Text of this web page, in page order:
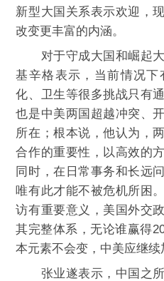
新型大国关系表示欢迎，
改变更丰富的内涵。
对于守成大国和崛起大
基辛格表示，当前情况
化、卫生等很多挑战只有
也是中美两国超越冲突、
所在；根本说，他认为，
合作的重要性，以高效的
同时，在日常事务和长远
唯有此才能不被危机所困
访有重要意义，美国外交
其完整体系，无论谁赢得
本元素不会变，中美应继续
张业遂表示，中国之所